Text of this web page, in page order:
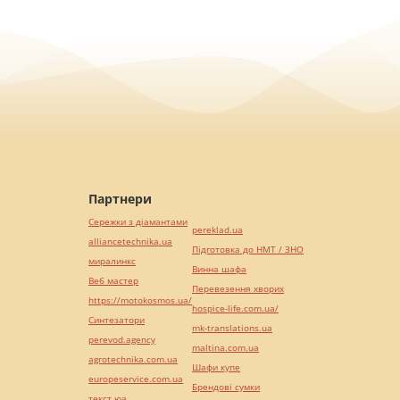
Партнери
Сережки з діамантами
alliancetechnika.ua
миралинкс
Веб мастер
https://motokosmos.ua/
Синтезатори
perevod.agency
agrotechnika.com.ua
europeservice.com.ua
pereklad.ua
Підготовка до НМТ / ЗНО
Винна шафа
Перевезення хворих
hospice-life.com.ua/
mk-translations.ua
maltina.com.ua
Шафи купе
Брендові сумки